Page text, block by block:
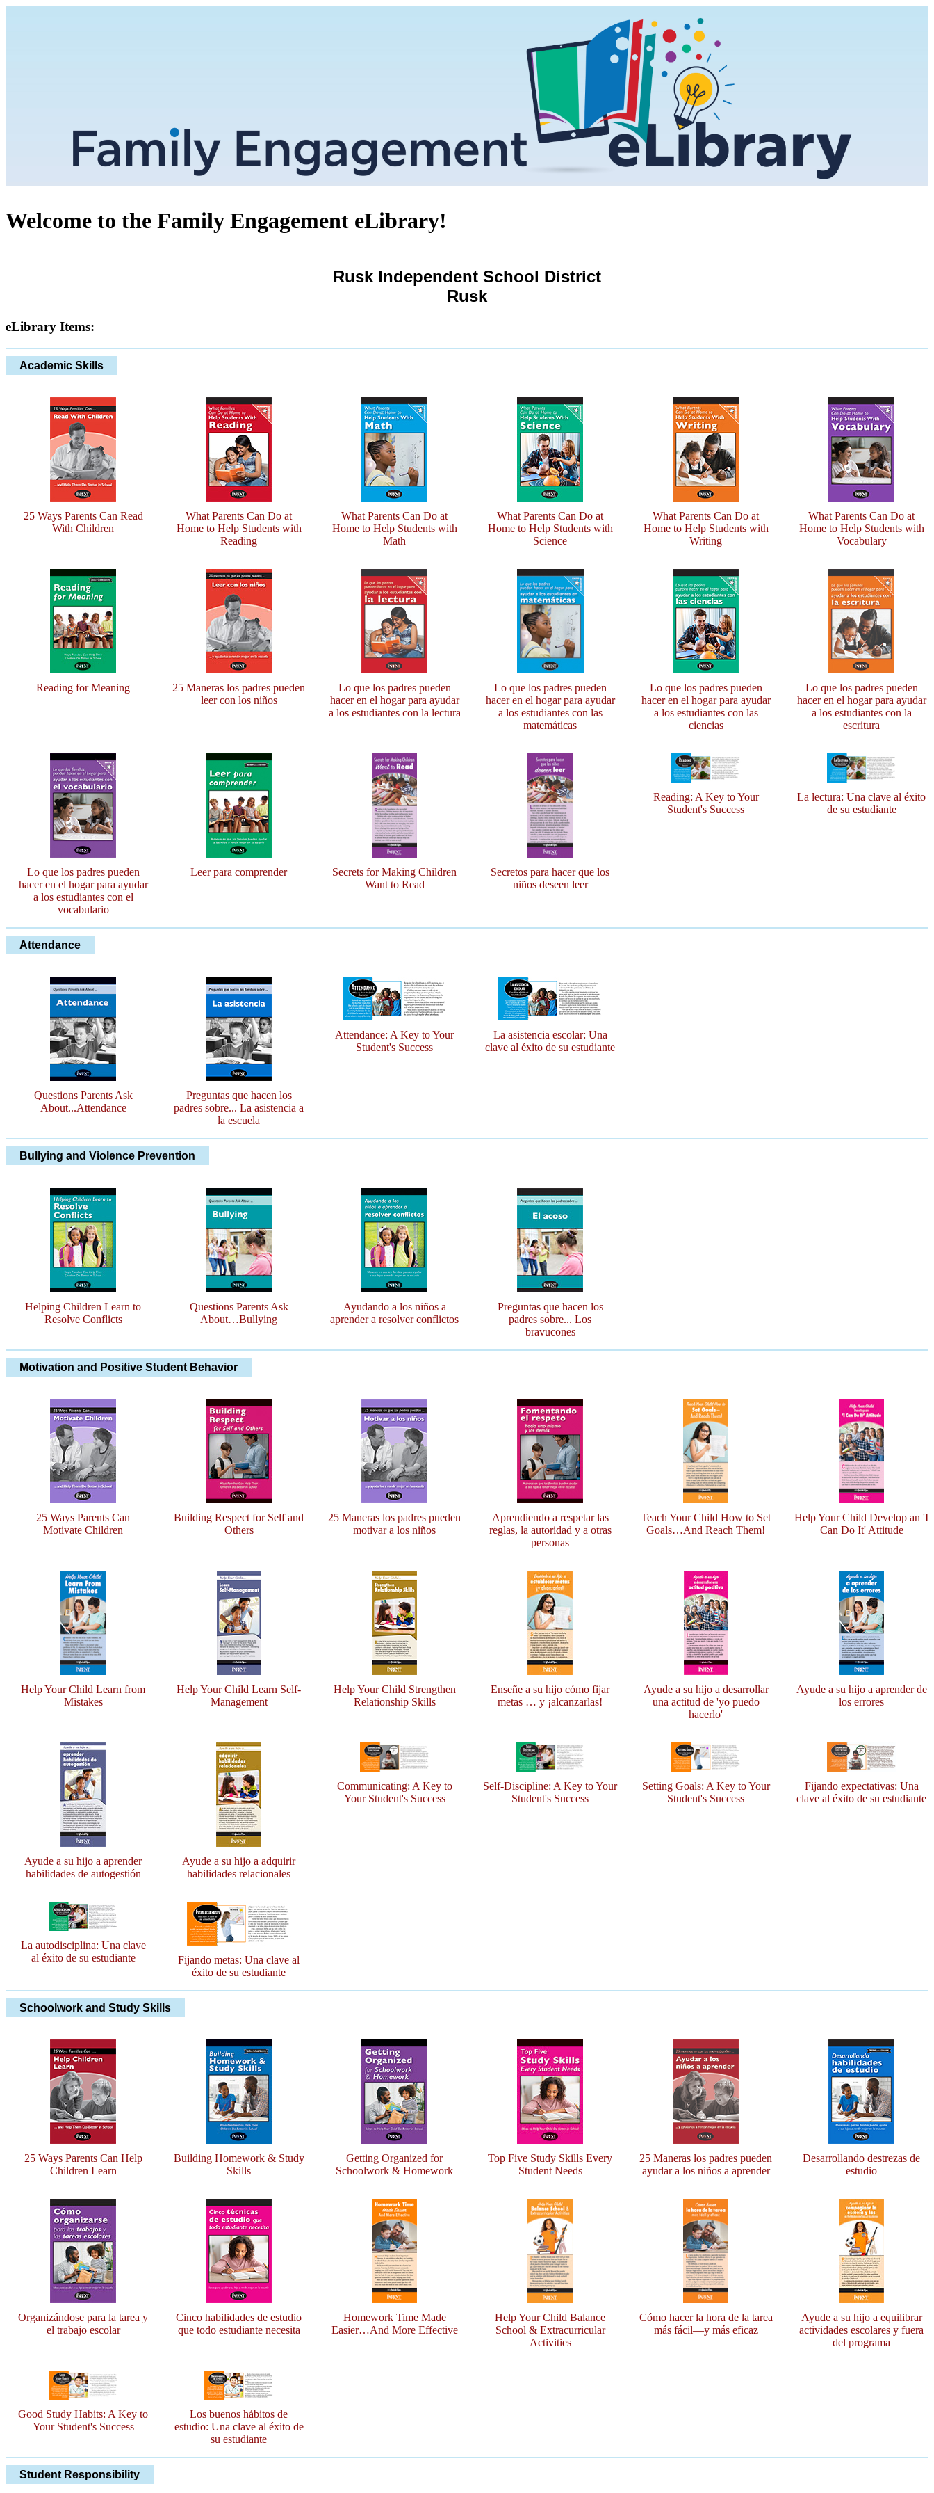
Welcome to the Family Engagement eLibrary!
Rusk Independent School District
Rusk
eLibrary Items:
Academic Skills
25 Ways Parents Can Read
With Children
What Parents Can Do at
Home to Help Students with
Reading
What Parents Can Do at
Home to Help Students with
Math
What Parents Can Do at
Home to Help Students with
Science
What Parents Can Do at
Home to Help Students with
Writing
What Parents Can Do at
Home to Help Students with
Vocabulary
Reading for Meaning
25 Maneras los padres pueden
leer con los niños
Lo que los padres pueden
hacer en el hogar para ayudar
a los estudiantes con la lectura
Lo que los padres pueden
hacer en el hogar para ayudar
a los estudiantes con las
matemáticas
Lo que los padres pueden
hacer en el hogar para ayudar
a los estudiantes con las
ciencias
Lo que los padres pueden
hacer en el hogar para ayudar
a los estudiantes con la
escritura
Lo que los padres pueden
hacer en el hogar para ayudar
a los estudiantes con el
vocabulario
Leer para comprender
Secrets for Making Children
Want to Read
Secretos para hacer que los
niños deseen leer
Reading: A Key to Your
Student's Success
La lectura: Una clave al éxito
de su estudiante
Attendance
Questions Parents Ask
About...Attendance
Preguntas que hacen los
padres sobre... La asistencia a
la escuela
Attendance: A Key to Your
Student's Success
La asistencia escolar: Una
clave al éxito de su estudiante
Bullying and Violence Prevention
Helping Children Learn to
Resolve Conflicts
Questions Parents Ask
About…Bullying
Ayudando a los niños a
aprender a resolver conflictos
Preguntas que hacen los
padres sobre... Los
bravucones
Motivation and Positive Student Behavior
25 Ways Parents Can
Motivate Children
Building Respect for Self and
Others
25 Maneras los padres pueden
motivar a los niños
Aprendiendo a respetar las
reglas, la autoridad y a otras
personas
Teach Your Child How to Set
Goals…And Reach Them!
Help Your Child Develop an 'I
Can Do It' Attitude
Help Your Child Learn from
Mistakes
Help Your Child Learn Self-
Management
Help Your Child Strengthen
Relationship Skills
Enseñe a su hijo cómo fijar
metas … y ¡alcanzarlas!
Ayude a su hijo a desarrollar
una actitud de 'yo puedo
hacerlo'
Ayude a su hijo a aprender de
los errores
Ayude a su hijo a aprender
habilidades de autogestión
Ayude a su hijo a adquirir
habilidades relacionales
Communicating: A Key to
Your Student's Success
Self-Discipline: A Key to Your
Student's Success
Setting Goals: A Key to Your
Student's Success
Fijando expectativas: Una
clave al éxito de su estudiante
La autodisciplina: Una clave
al éxito de su estudiante
Fijando metas: Una clave al
éxito de su estudiante
Schoolwork and Study Skills
25 Ways Parents Can Help
Children Learn
Building Homework & Study
Skills
Getting Organized for
Schoolwork & Homework
Top Five Study Skills Every
Student Needs
25 Maneras los padres pueden
ayudar a los niños a aprender
Desarrollando destrezas de
estudio
Organizándose para la tarea y
el trabajo escolar
Cinco habilidades de estudio
que todo estudiante necesita
Homework Time Made
Easier…And More Effective
Help Your Child Balance
School & Extracurricular
Activities
Cómo hacer la hora de la tarea
más fácil—y más eficaz
Ayude a su hijo a equilibrar
actividades escolares y fuera
del programa
Good Study Habits: A Key to
Your Student's Success
Los buenos hábitos de
estudio: Una clave al éxito de
su estudiante
Student Responsibility